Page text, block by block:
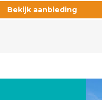
Bekijk aanbieding